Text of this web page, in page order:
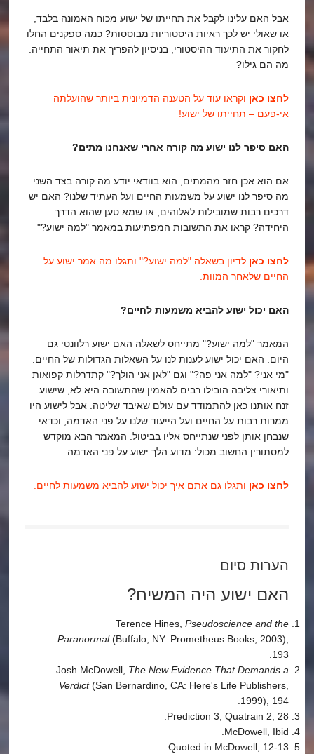
אבל האם עלינו לקבל את תחייתו של ישוע מכוח האמונה בלבד,
או שאולי יש לכך ראיות היסטוריות מבוססות? כמה ספקנים החלו
לחקור את התיעוד ההיסטורי, בניסיון להפריך את תיאור התחייה.
מה הם גילו?
לחצו כאן וקראו עוד על הטענה הדמיונית ביותר שהועלתה
אי-פעם – תחייתו של ישוע!
האם סיפר לנו ישוע מה קורה אחרי שאנחנו מתים?
אם הוא אכן חזר מהמתים, הוא בוודאי יודע מה קורה בצד השני.
מה סיפר לנו ישוע על משמעות החיים ועל העתיד שלנו? האם יש
דרכים רבות שמובילות לאלוהים, או שמא טען שהוא הדרך
היחידה? קראו את התשובות המפתיעות במאמר "למה ישוע?"
לחצו כאן לדיון בשאלה "למה ישוע?" ותגלו מה אמר ישוע על
החיים שלאחר המוות.
האם יכול ישוע להביא משמעות לחיים?
המאמר "למה ישוע?" מתייחס לשאלה האם ישוע רלוונטי גם
היום. האם יכול ישוע לענות לנו על השאלות הגדולות של החיים:
"מי אני? "למה אני פה?" וגם "לאן אני הולך?" קתדרלות קפואות
ותיאורי צליבה הובילו רבים להאמין שהתשובה היא לא, שישוע
זנח אותנו כאן להתמודד עם עולם שאיבד שליטה. אבל לישוע היו
ממרות רבות על החיים ועל הייעוד שלנו על פני האדמה, וכדאי
שנבחן אותן לפני שנתייחס אליו בביטול. המאמר הבא מוקדש
למסתורין החשוב מכול: מדוע הלך ישוע על פני האדמה.
לחצו כאן ותגלו גם אתם איך יכול ישוע להביא משמעות לחיים.
הערות סיום
האם ישוע היה המשיח?
Terence Hines,Pseudoscience and the
Paranormal(Buffalo, NY: Prometheus Books, 2003),
193.
Josh McDowell, The New Evidence That Demands a
Verdict(San Bernardino, CA: Here's Life Publishers,
1999), 194.
Prediction 3, Quatrain 2, 28.
McDowell, Ibid.
Quoted in McDowell, 12-13.